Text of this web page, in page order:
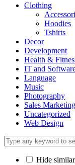
Clothing
Hoodies
Tshirts
Decor
Development
Health &
IT and
Language
Music
Photography
Sales Marketing
Uncategorized
Web Design
Hide